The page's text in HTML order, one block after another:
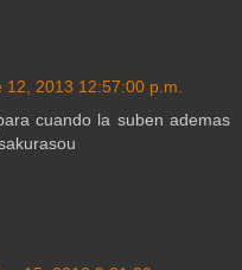
2013 12:57:00 p.m.
cuando la suben ademas